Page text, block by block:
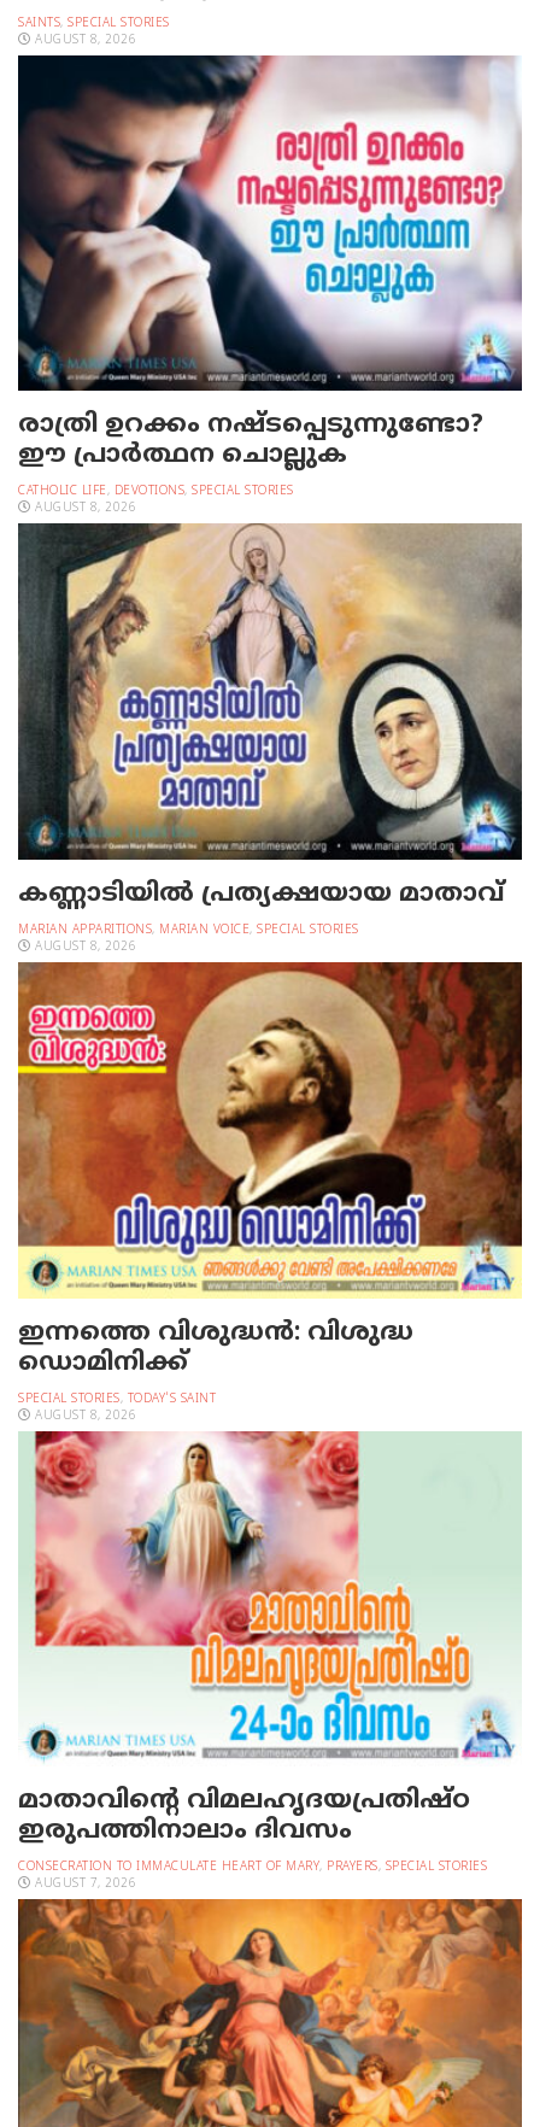
SAINTS, SPECIAL STORIES
AUGUST 8, 2026
രാത്രി ഉറക്കം നഷ്ടപ്പെടുന്നുണ്ടോ?
ഈ പ്രാര്‍ത്ഥന ചൊല്ലുക
CATHOLIC LIFE, DEVOTIONS, SPECIAL STORIES
AUGUST 8, 2026
കണ്ണാടിയില്‍ പ്രത്യക്ഷയായ മാതാവ്
MARIAN APPARITIONS, MARIAN VOICE, SPECIAL STORIES
AUGUST 8, 2026
ഇന്നത്തെ വിശുദ്ധന്‍: വിശുദ്ധ
ഡൊമിനിക്ക്
SPECIAL STORIES, TODAY'S SAINT
AUGUST 8, 2026
മാതാവിന്റെ വിമലഹൃദയപ്രതിഷ്ഠ
ഇരുപത്തിനാലാം ദിവസം
CONSECRATION TO IMMACULATE HEART OF MARY, PRAYERS, SPECIAL STORIES
AUGUST 7, 2026